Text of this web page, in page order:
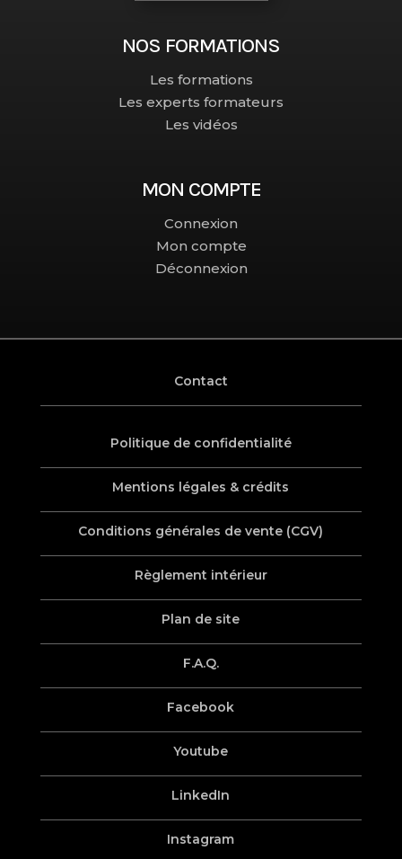
NOS FORMATIONS
Les formations
Les experts formateurs
Les vidéos
MON COMPTE
Connexion
Mon compte
Déconnexion
Contact
Politique de confidentialité
Mentions légales & crédits
Conditions générales de vente (CGV)
Règlement intérieur
Plan de site
F.A.Q.
Facebook
Youtube
LinkedIn
Instagram